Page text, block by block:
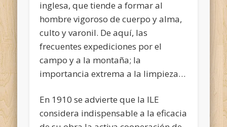
inglesa, que tiende a formar al
hombre vigoroso de cuerpo y alma,
culto y varonil. De aquí, las
frecuentes expediciones por el
campo y a la montaña; la
importancia extrema a la limpieza…
En 1910 se advierte que la ILE
considera indispensable a la eficacia